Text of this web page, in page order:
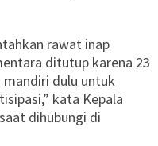
rawat inap
ditutup karena 23
dulu untuk
kata Kepala
dihubungi di